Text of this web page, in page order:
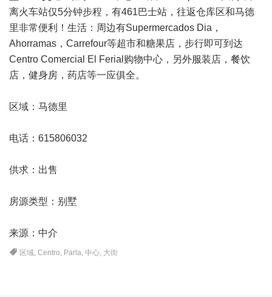
离火车站仅5分钟步程，有461巴士站，往返仓库区和马德
里非常便利！生活：周边有Supermercados Dia，
Ahorramas，Carrefour等超市和糖果店，步行即可到达
Centro Comercial El Ferial购物中心，另外服装店，餐饮
店，健身房，药店等一应俱全。
区域：马德里
电话：615806032
供求：出售
房源类型：别墅
来源：中介
区域,Centro, Parla,中心, 大街